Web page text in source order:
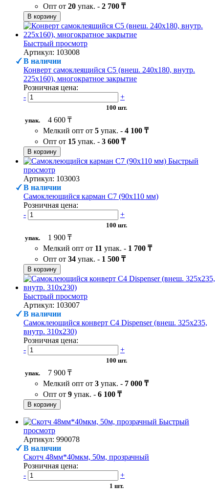
Опт от 20 упак. - 2 700 ₸
В корзину
Быстрый просмотр
Артикул: 103008
В наличии
Конверт самоклеящийся С5 (внеш. 240х180, внутр.
225х160), многократное закрытие
Розничная цена:
-
+
100 шт.
упак.
4 600 ₸
Мелкий опт от 5 упак. - 4 100 ₸
Опт от 15 упак. - 3 600 ₸
В корзину
Быстрый
просмотр
Артикул: 103003
В наличии
Самоклеющийся карман C7 (90х110 мм)
Розничная цена:
-
+
100 шт.
упак.
1 900 ₸
Мелкий опт от 11 упак. - 1 700 ₸
Опт от 34 упак. - 1 500 ₸
В корзину
Быстрый просмотр
Артикул: 103007
В наличии
Самоклеющийся конверт С4 Dispenser (внеш. 325х235,
внутр. 310х230)
Розничная цена:
-
+
100 шт.
упак.
7 900 ₸
Мелкий опт от 3 упак. - 7 000 ₸
Опт от 9 упак. - 6 100 ₸
В корзину
Быстрый
просмотр
Артикул: 990078
В наличии
Скотч 48мм*40мкм, 50м, прозрачный
Розничная цена:
-
+
1 шт.